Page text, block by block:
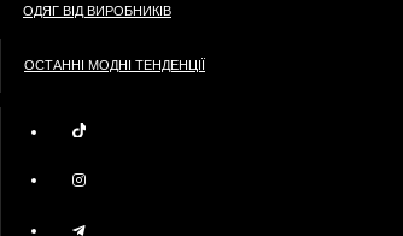
ОДЯГ ВІД ВИРОБНИКІВ
ОСТАННІ МОДНІ ТЕНДЕНЦІЇ